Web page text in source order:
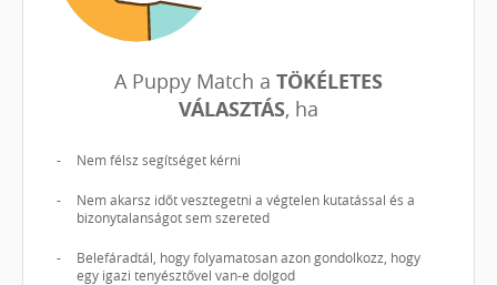
A Puppy Match a TÖKÉLETES
VÁLASZTÁS, ha
Nem félsz segítséget kérni
Nem akarsz időt vesztegetni a végtelen kutatással és a
bizonytalanságot sem szereted
Belefáradtál, hogy folyamatosan azon gondolkozz, hogy
egy igazi tenyésztővel van-e dolgod